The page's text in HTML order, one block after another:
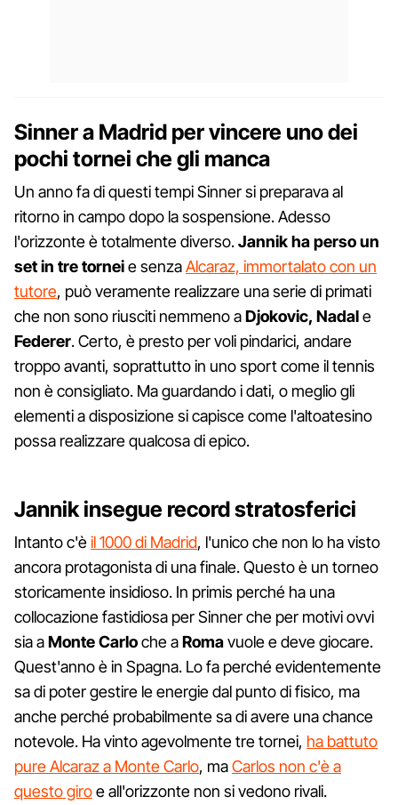
Sinner a Madrid per vincere uno dei
pochi tornei che gli manca
Un anno fa di questi tempi Sinner si preparava al
ritorno in campo dopo la sospensione. Adesso
l'orizzonte è totalmente diverso.Jannik ha perso un
set in tre torneie senzaAlcaraz, immortalato con un
tutore, può veramente realizzare una serie di primati
che non sono riusciti nemmeno aDjokovic, Nadale
Federer. Certo, è presto per voli pindarici, andare
troppo avanti, soprattutto in uno sport come il tennis
non è consigliato. Ma guardando i dati, o meglio gli
elementi a disposizione si capisce come l'altoatesino
possa realizzare qualcosa di epico.
Jannik insegue record stratosferici
Intanto c'èil 1000 di Madrid, l'unico che non lo ha visto
ancora protagonista di una finale. Questo è un torneo
storicamente insidioso. In primis perché ha una
collocazione fastidiosa per Sinner che per motivi ovvi
sia aMonte Carloche aRomavuole e deve giocare.
Quest'anno è in Spagna. Lo fa perché evidentemente
sa di poter gestire le energie dal punto di fisico, ma
anche perché probabilmente sa di avere una chance
notevole. Ha vinto agevolmente tre tornei, ha battuto
pure Alcaraz a Monte Carlo, maCarlos non c'è a
questo giroe all'orizzonte non si vedono rivali.